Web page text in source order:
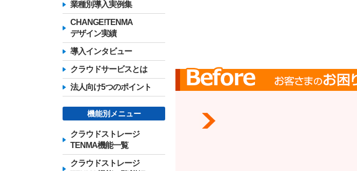
業種別導入実例集
CHANGE!TENMA
デザイン実績
導入インタビュー
クラウドサービスとは
法人向け5つのポイント
機能別メニュー
クラウドストレージ
TENMA機能一覧
クラウドストレージ